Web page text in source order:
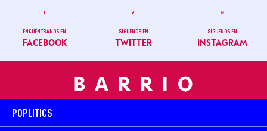
ENCUÉNTRANOS EN
FACEBOOK
SÍGUENOS EN
TWITTER
SÍGUENOS EN
INSTAGRAM
POPLITICS